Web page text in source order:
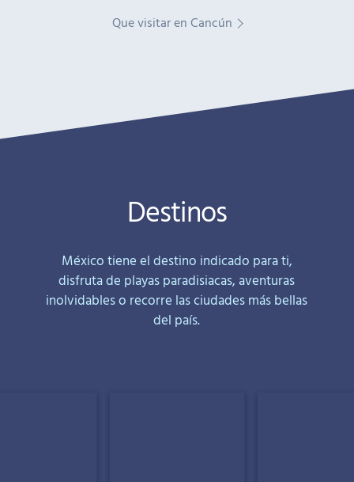
Que visitar en Cancún
Destinos
México tiene el destino indicado para ti,
disfruta de playas paradisiacas, aventuras
inolvidables o recorre las ciudades más bellas
del país.